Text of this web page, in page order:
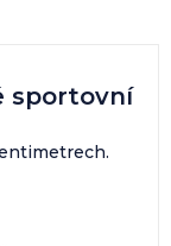
sportovní